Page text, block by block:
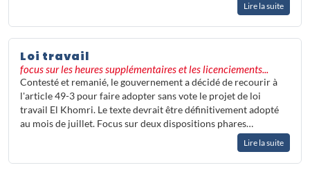
Lire la suite
Loi travail
focus sur les heures supplémentaires et les licenciements...
Contesté et remanié, le gouvernement a décidé de recourir à
l'article 49-3 pour faire adopter sans vote le projet de loi
travail El Khomri. Le texte devrait être définitivement adopté
au mois de juillet. Focus sur deux dispositions phares…
Lire la suite